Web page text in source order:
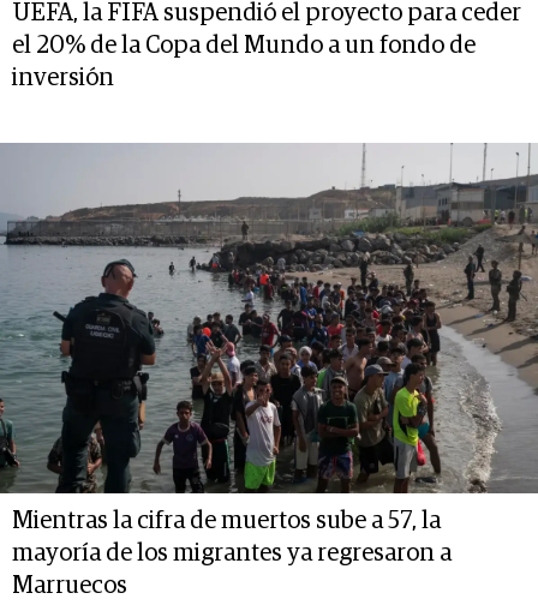
UEFA, la FIFA suspendió el proyecto para ceder
el 20% de la Copa del Mundo a un fondo de
inversión
Mientras la cifra de muertos sube a 57, la
mayoría de los migrantes ya regresaron a
Marruecos